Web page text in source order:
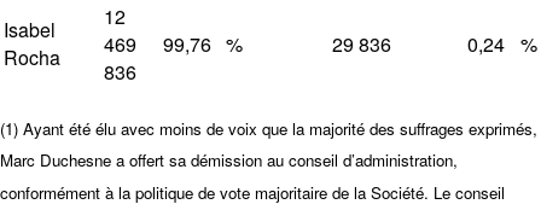
Isabel
Rocha
12
469
836
99,76 % 29 836 0,24 %
(1) Ayant été élu avec moins de voix que la majorité des suffrages exprimés,
Marc Duchesne a offert sa démission au conseil d’administration,
conformément à la politique de vote majoritaire de la Société. Le conseil